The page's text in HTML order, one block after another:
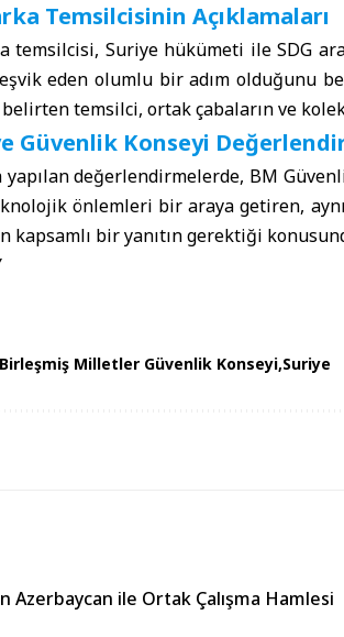
Temsilcisinin Açıklamaları
temsilcisi, Suriye hükümeti ile SDG
eden olumlu bir adım olduğunu
temsilci, ortak çabaların ve
Güvenlik Konseyi
değerlendirmelerde, BM
önlemleri bir araya getiren,
kapsamlı bir yanıtın gerektiği
Birleşmiş Milletler Güvenlik Konseyi Suriye
Azerbaycan ile Ortak Çalışma Hamlesi